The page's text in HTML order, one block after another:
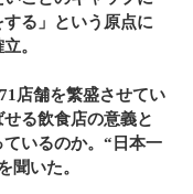
る」という原点に
。
店舗を繁盛させてい
る飲食店の意義と
いるのか。“日本一
聞いた。